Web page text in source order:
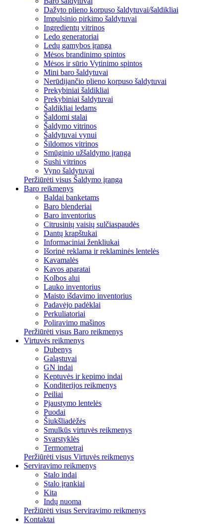
Dažyto plieno korpuso šaldytuvai/šaldikliai
Impulsinio pirkimo šaldytuvai
Ingredientų vitrinos
Ledo generatoriai
Ledų gamybos įranga
Mėsos brandinimo spintos
Mėsos ir sūrio Vytinimo spintos
Mini baro šaldytuvai
Nerūdijančio plieno korpuso šaldytuvai
Prekybiniai šaldikliai
Prekybiniai šaldytuvai
Šaldikliai ledams
Šaldomi stalai
Šaldymo vitrinos
Šaldytuvai vynui
Šildomos vitrinos
Smūginio užšaldymo įranga
Sushi vitrinos
Vyno šaldytuvai
Peržiūrėti visus Šaldymo įranga
Baro reikmenys
Baldai banketams
Baro blenderiai
Baro inventorius
Citrusinių vaisių sulčiaspaudės
Dantų krapštukai
Informaciniai ženkliukai
Išorinė reklama ir reklaminės lentelės
Kavamalės
Kavos aparatai
Kolbos alui
Lauko inventorius
Maisto išdavimo inventorius
Padavėjo padėklai
Perkuliatoriai
Poliravimo mašinos
Peržiūrėti visus Baro reikmenys
Virtuvės reikmenys
Dubenys
Galąstuvai
GN indai
Keptuvės ir kepimo indai
Konditerijos reikmenys
Peiliai
Pjaustymo lentelės
Puodai
Šiukšliadėžės
Smulkūs virtuvės reikmenys
Svarstyklės
Termometrai
Peržiūrėti visus Virtuvės reikmenys
Serviravimo reikmenys
Stalo indai
Stalo įrankiai
Kita
Indų nuoma
Peržiūrėti visus Serviravimo reikmenys
Kontaktai